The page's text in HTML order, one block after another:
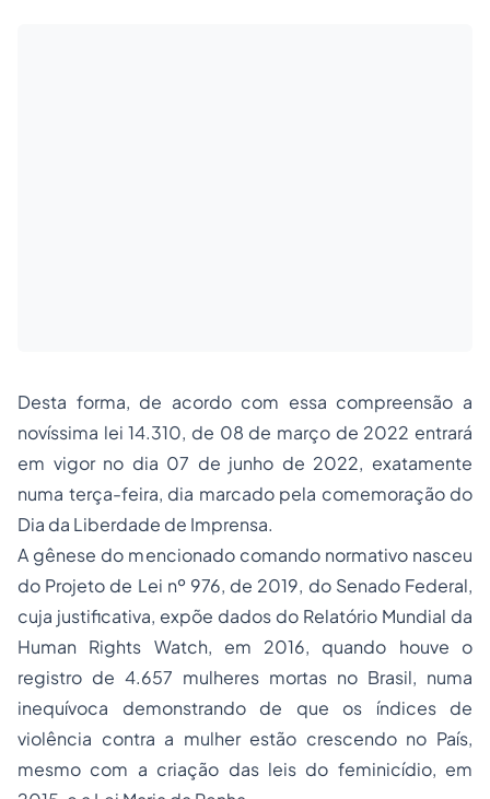
Desta forma, de acordo com essa compreensão a
novíssima lei 14.310, de 08 de março de 2022 entrará
em vigor no dia 07 de junho de 2022, exatamente
numa terça-feira, dia marcado pela comemoração do
Dia da Liberdade de Imprensa.
A gênese do mencionado comando normativo nasceu
do Projeto de Lei nº 976, de 2019, do Senado Federal,
cuja justificativa, expõe dados do Relatório Mundial da
Human Rights Watch, em 2016, quando houve o
registro de 4.657 mulheres mortas no Brasil, numa
inequívoca demonstrando de que os índices de
violência contra a mulher estão crescendo no País,
mesmo com a criação das leis do feminicídio, em